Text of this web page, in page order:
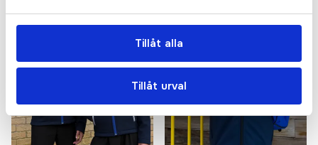
Tillåt alla
Tillåt urval